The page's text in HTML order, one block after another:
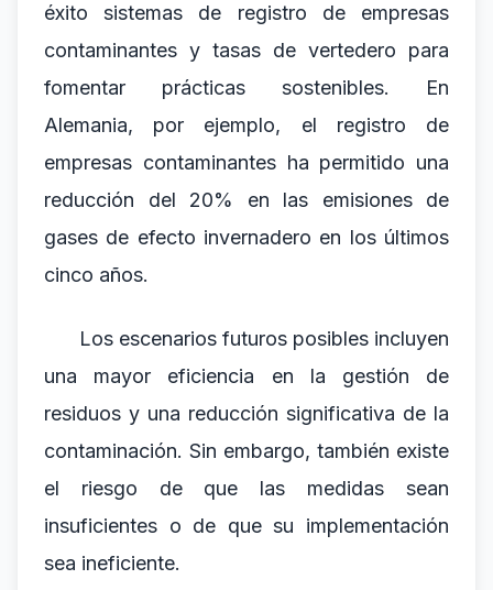
éxito sistemas de registro de empresas
contaminantes y tasas de vertedero para
fomentar prácticas sostenibles. En
Alemania, por ejemplo, el registro de
empresas contaminantes ha permitido una
reducción del 20% en las emisiones de
gases de efecto invernadero en los últimos
cinco años.
Los escenarios futuros posibles incluyen
una mayor eficiencia en la gestión de
residuos y una reducción significativa de la
contaminación. Sin embargo, también existe
el riesgo de que las medidas sean
insuficientes o de que su implementación
sea ineficiente.